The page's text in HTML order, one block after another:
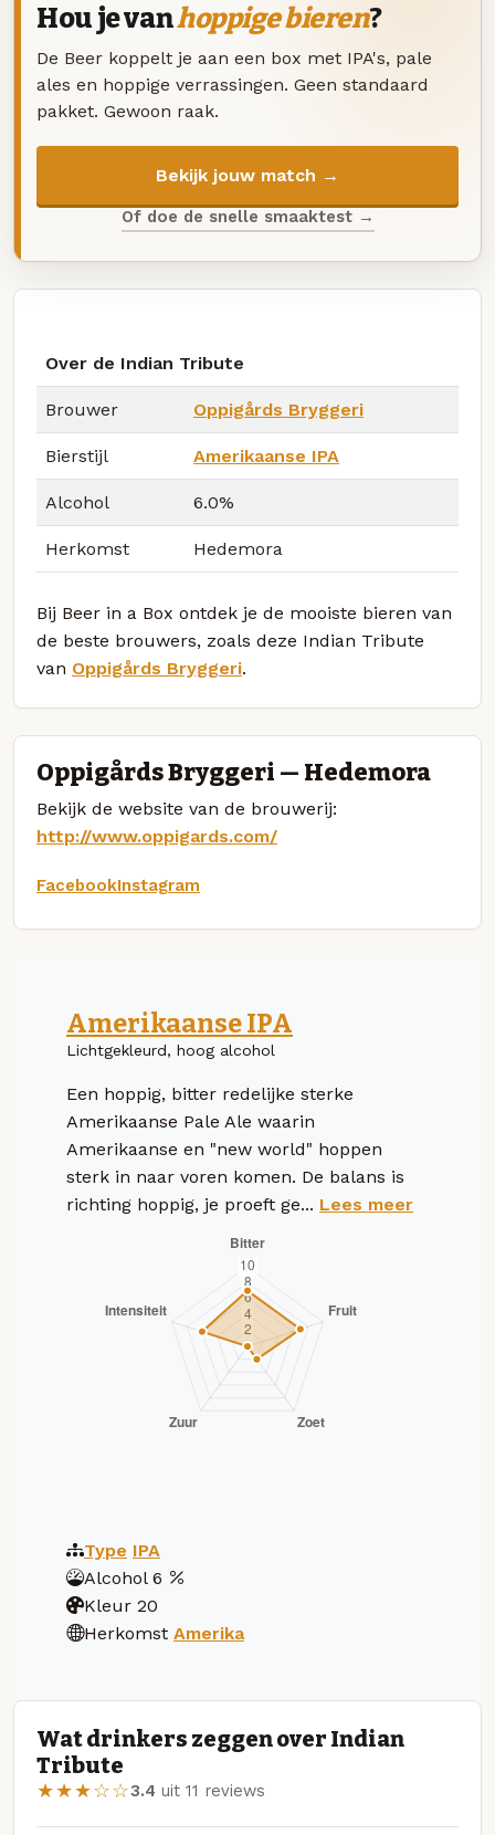
Hou je vanhoppige bieren?
De Beer koppelt je aan een box met IPA's, pale
ales en hoppige verrassingen. Geen standaard
pakket. Gewoon raak.
Bekijk jouw match →
Of doe de snelle smaaktest →
Over de Indian Tribute
Brouwer Oppigårds Bryggeri
Bierstijl Amerikaanse IPA
Alcohol 6.0%
Herkomst Hedemora
Bij Beer in a Box ontdek je de mooiste bieren van
de beste brouwers, zoals deze Indian Tribute
van Oppigårds Bryggeri.
Oppigårds Bryggeri — Hedemora
Bekijk de website van de brouwerij:
http://www.oppigards.com/
FacebookInstagram
Amerikaanse IPA
Lichtgekleurd, hoog alcohol
Een hoppig, bitter redelijke sterke
Amerikaanse Pale Ale waarin
Amerikaanse en "new world" hoppen
sterk in naar voren komen. De balans is
richting hoppig, je proeft ge... Lees meer
Type IPA
Alcohol 6
Kleur 20
Herkomst Amerika
Wat drinkers zeggen over Indian
Tribute
★★★☆☆3.4 uit 11 reviews